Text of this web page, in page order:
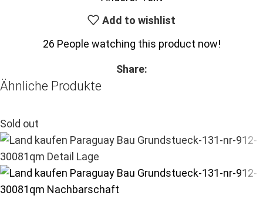
Add to wishlist
26 People watching this product now!
Share:
Ähnliche Produkte
Sold out